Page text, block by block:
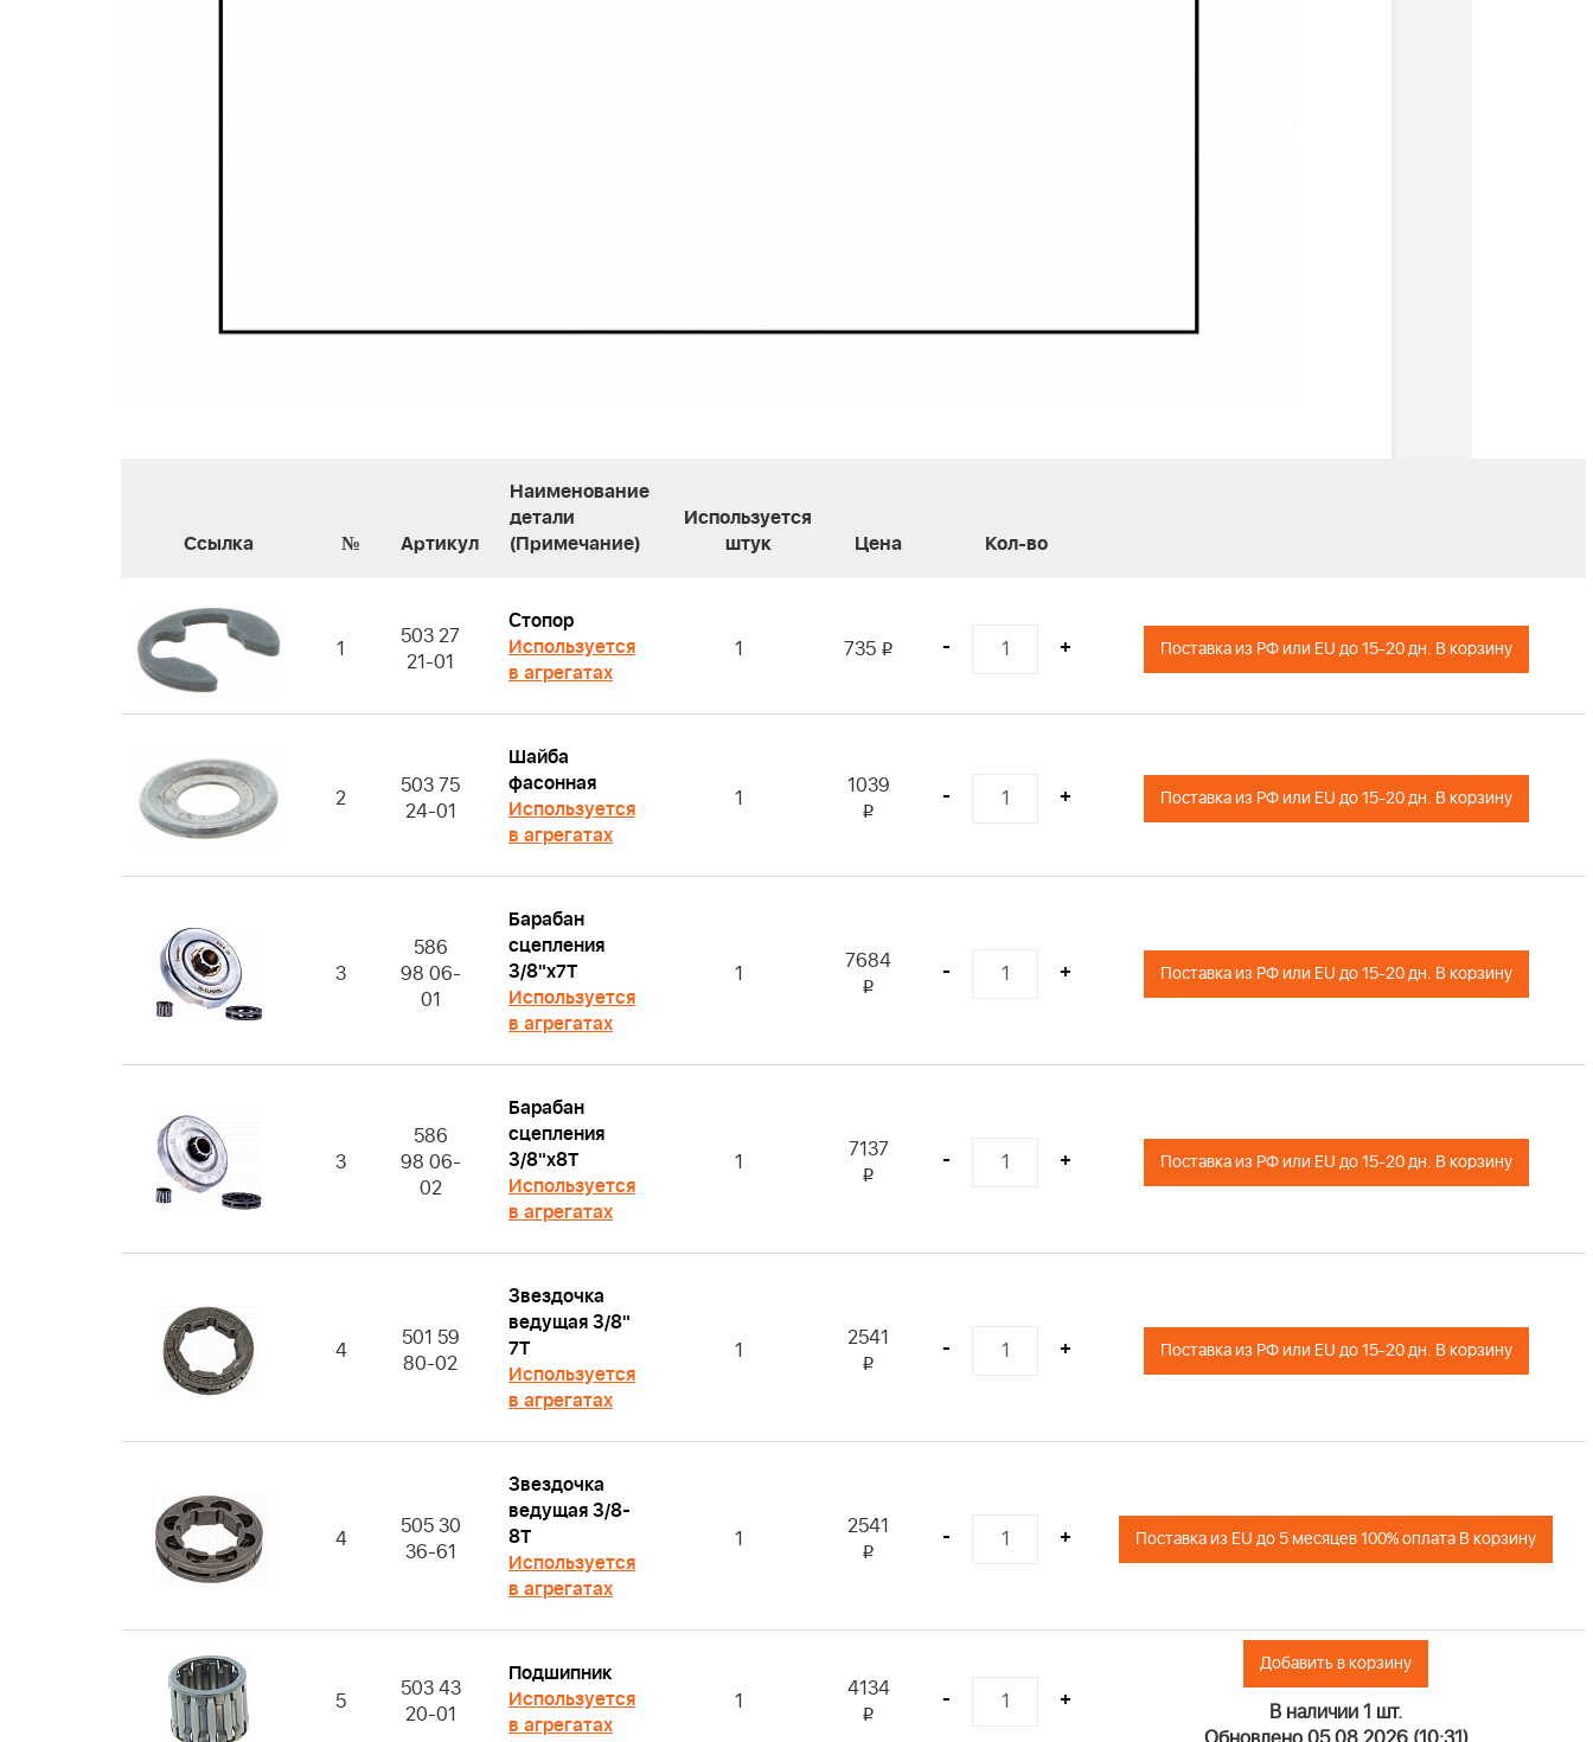
Ссылка № Артикул
Наименование
детали
(Примечание)
Используется
штук
Цена Кол-во
1
503 27
21-01
Стопор
Используется
в агрегатах
1 735 i - + Поставка из РФ или EU до 15-20 дн. В корзину
2
503 75
24-01
Шайба
фасонная
Используется
в агрегатах
1 1039
i
- + Поставка из РФ или EU до 15-20 дн. В корзину
3
586
98 06-
01
Барабан
сцепления
3/8"x7T
Используется
в агрегатах
1 7684
i
- + Поставка из РФ или EU до 15-20 дн. В корзину
3
586
98 06-
02
Барабан
сцепления
3/8"x8T
Используется
в агрегатах
1 7137
i
- + Поставка из РФ или EU до 15-20 дн. В корзину
4
501 59
80-02
Звездочка
ведущая 3/8"
7T
Используется
в агрегатах
1 2541
i
- + Поставка из РФ или EU до 15-20 дн. В корзину
4
505 30
36-61
Звездочка
ведущая 3/8-
8T
Используется
в агрегатах
1 2541
i
- + Поставка из EU до 5 месяцев 100% оплата В корзину
5
503 43
20-01
Подшипник
Используется
в агрегатах
1 4134
i
- +
Добавить в корзину
В наличии 1 шт.